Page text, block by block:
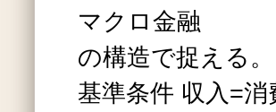
マクロ金融
の構造で捉える。
基準条件 収入=